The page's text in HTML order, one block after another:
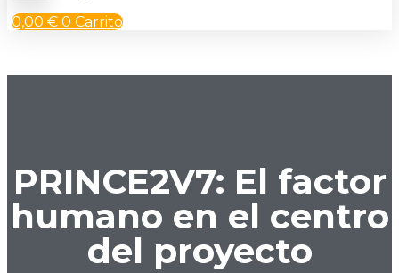
0,00 € 0 Carrito
PRINCE2V7: El factor
humano en el centro
del proyecto